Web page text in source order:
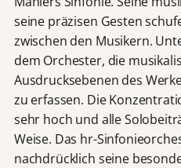
seine präzisen Gesten
zwischen den Musikern.
dem Orchester, die
Ausdrucksebenen des
zu erfassen. Die
sehr hoch und alle
Weise. Das hr-
nachdrücklich seine